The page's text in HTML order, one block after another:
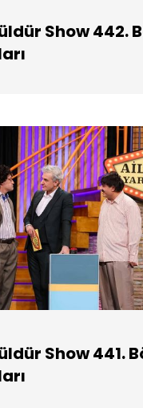
Show 442.
Show 441.